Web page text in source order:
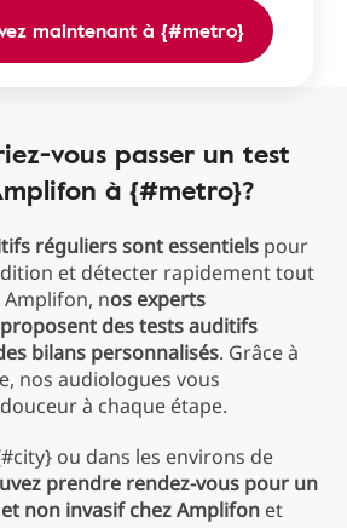
maintenant à {#metro}
vous passer un test
à {#metro}?
réguliers sont essentiels pour
et détecter rapidement tout
Amplifon, nos experts
des tests auditifs
bilans personnalisés. Grâce à
nos audiologues vous
à chaque étape.
ou dans les environs de
prendre rendez-vous pour un
non invasif chez Amplifon et